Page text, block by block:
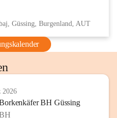
Güssing, Burgenland, AUT
2026
BH Güssing